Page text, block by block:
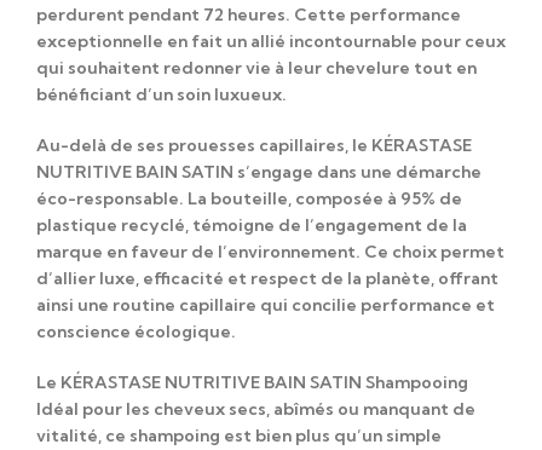
perdurent pendant 72 heures. Cette performance
exceptionnelle en fait un allié incontournable pour ceux
qui souhaitent redonner vie à leur chevelure tout en
bénéficiant d’un soin luxueux.
Au-delà de ses prouesses capillaires, le KÉRASTASE
NUTRITIVE BAIN SATIN s’engage dans une démarche
éco-responsable. La bouteille, composée à 95% de
plastique recyclé, témoigne de l’engagement de la
marque en faveur de l’environnement. Ce choix permet
d’allier luxe, efficacité et respect de la planète, offrant
ainsi une routine capillaire qui concilie performance et
conscience écologique.
Le KÉRASTASE NUTRITIVE BAIN SATIN Shampooing
Idéal pour les cheveux secs, abîmés ou manquant de
vitalité, ce shampoing est bien plus qu’un simple